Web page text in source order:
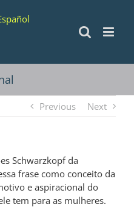
Previous Next
Schwarzkopf da
frase como conceito da
e aspiracional do
tem para as mulheres.